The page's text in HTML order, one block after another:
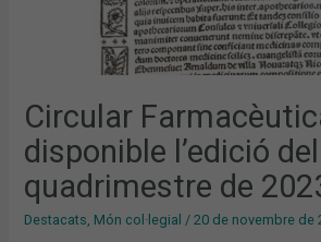
Circular
disponible l’edició
quadrimestre de
Destacats, Món col·legial /20 de novembre de